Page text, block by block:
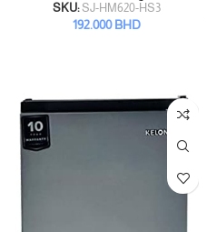
SKU:SJ-HM620-HS3
192.000BHD